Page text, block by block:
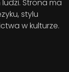
Strona ma
stylu
w kulturze.